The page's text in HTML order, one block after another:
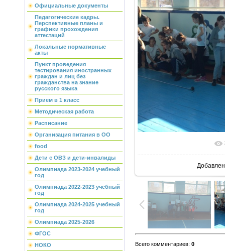
Официальные документы
Педагогические кадры.
Перспективные планы и
графики прохождения
аттестаций
Локальные нормативные
акты
Пункт проведения
тестирования иностранных
граждан и лиц без
гражданства на знание
русского языка
Прием в 1 класс
Методическая работа
Расписание
Организация питания в ОО
food
Дети с ОВЗ и дети-инвалиды
Олимпиада 2023-2024 учебный
год
Олимпиада 2022-2023 учебный
год
Олимпиада 2024-2025 учебный
год
Олимпиада 2025-2026
ФГОС
НОКО
Всего комментариев: 0